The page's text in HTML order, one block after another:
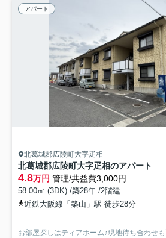
アパート
北葛城郡広陵町大字疋相
北葛城郡広陵町大字疋相のアパート
4.8万円 管理/共益費3,000円
58.00㎡ (3DK) /築28年 /2階建
近鉄大阪線「築山」駅 徒歩28分
お部屋探しはティアホーム♪現地待ち合わせも